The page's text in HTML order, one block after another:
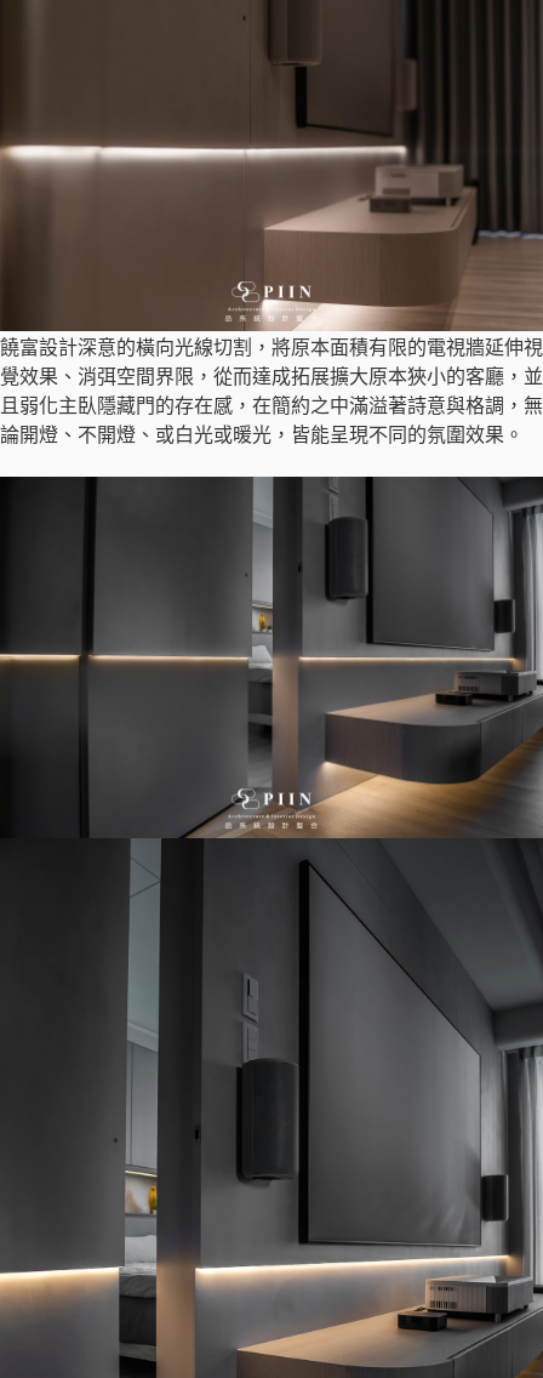
饒富設計深意的橫向光線切割，將原本面積有限的電視牆延伸視
覺效果、消弭空間界限，從而達成拓展擴大原本狹小的客廳，並
且弱化主臥隱藏門的存在感，在簡約之中滿溢著詩意與格調，無
論開燈、不開燈、或白光或暖光，皆能呈現不同的氛圍效果。